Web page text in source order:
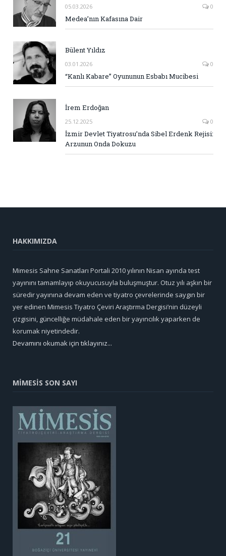
05.03.2026 0
Medea’nın Kafasına Dair
Bülent Yıldız
03.01.2026 0
“Kanlı Kabare” Oyununun Esbabı Mucibesi
İrem Erdoğan
25.12.2025 0
İzmir Devlet Tiyatrosu’nda Sibel Erdenk Rejisi:
Arzunun Onda Dokuzu
HAKKIMIZDA
Mimesis Sahne Sanatları Portali 2010 yılının Nisan ayında test
yayınını tamamlayıp okuyucusuyla buluşmuştur. Otuz yılı aşkın bir
süredir yayınına devam eden ve tiyatro çevrelerinde saygın bir
yer edinen Mimesis Tiyatro Çeviri Araştırma Dergisi’nin düzeyli
çizgisini, güncelliğe müdahale eden bir yayıncılık yaparken de
korumak niyetindedir.
Devamını okumak için tıklayınız...
MİMESİS SON SAYI